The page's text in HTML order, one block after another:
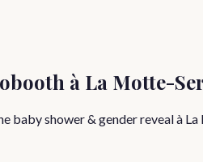
à La Motte-
shower & gender reveal à